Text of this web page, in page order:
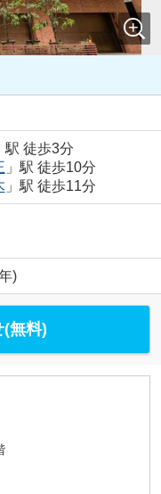
駅 徒歩3分
」駅 徒歩10分
」駅 徒歩11分
)
(無料)